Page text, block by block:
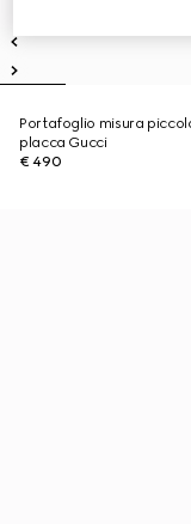
Portafoglio misura
placca Gucci
€ 490